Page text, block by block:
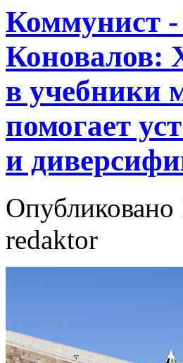
Коммунист -
Коновалов:
в учебники
помогает
и
Опубликовано
redaktor